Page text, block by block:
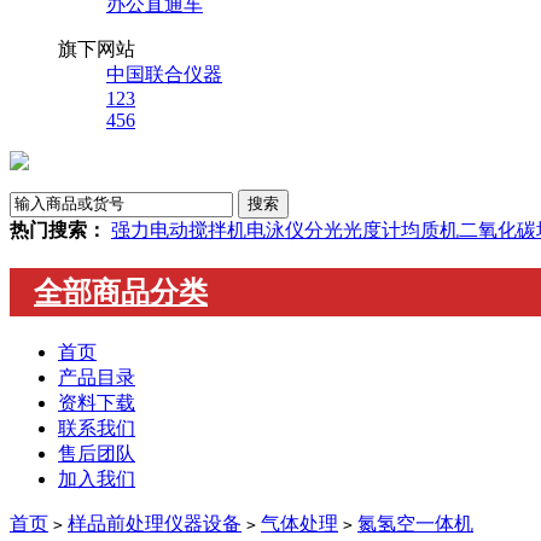
办公直通车
旗下网站
中国联合仪器
123
456
热门搜索： 强力电动搅拌机电泳仪分光光度计均质机二氧化碳
全部商品分类
首页
产品目录
资料下载
联系我们
售后团队
加入我们
首页 > 样品前处理仪器设备 > 气体处理 > 氮氢空一体机